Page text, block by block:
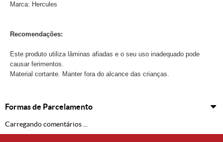
Marca: Hercules
Recomendações:
Este produto utiliza lâminas afiadas e o seu uso inadequado pode
causar ferimentos.
Material cortante. Manter fora do alcance das crianças.
Formas de Parcelamento
Carregando comentários ...